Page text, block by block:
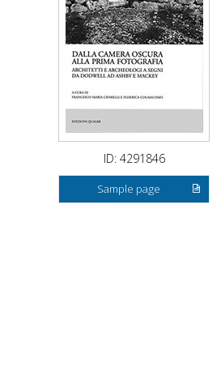
ID: 4291846
Sample page